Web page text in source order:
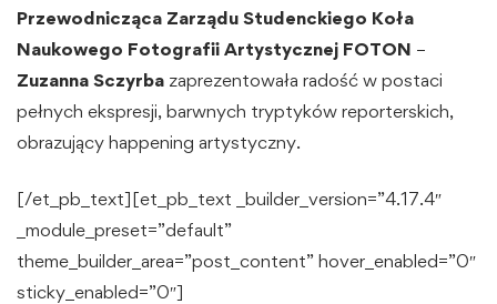
Przewodnicząca Zarządu Studenckiego Koła
Naukowego Fotografii Artystycznej FOTON –
Zuzanna Sczyrba zaprezentowała radość w postaci
pełnych ekspresji, barwnych tryptyków reporterskich,
obrazujący happening artystyczny.
[/et_pb_text][et_pb_text _builder_version=”4.17.4″
_module_preset=”default”
theme_builder_area=”post_content” hover_enabled=”0″
sticky_enabled=”0″]